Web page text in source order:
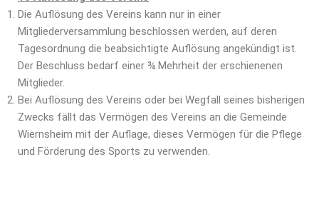
Die Auflösung des Vereins kann nur in einer
Mitgliederversammlung beschlossen werden, auf deren
Tagesordnung die beabsichtigte Auflösung angekündigt ist.
Der Beschluss bedarf einer ¾ Mehrheit der erschienenen
Mitglieder.
Bei Auflösung des Vereins oder bei Wegfall seines bisherigen
Zwecks fällt das Vermögen des Vereins an die Gemeinde
Wiernsheim mit der Auflage, dieses Vermögen für die Pflege
und Förderung des Sports zu verwenden.